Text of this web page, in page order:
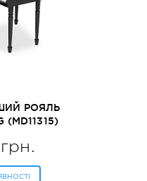
РОЯЛЬ
(MD11315)